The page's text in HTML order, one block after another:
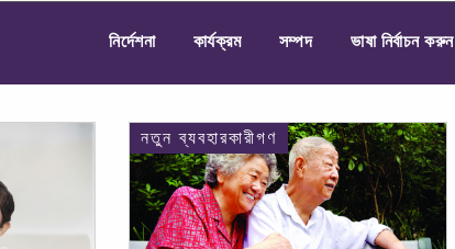
নির্দেশনা কার্যক্রম সম্পদ ভাষা নির্বাচন করুন
নতুন ব্যবহারকারীগণ